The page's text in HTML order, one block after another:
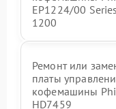
EP1224/00 Series
1200
Ремонт или
платы
кофемашины
HD7459